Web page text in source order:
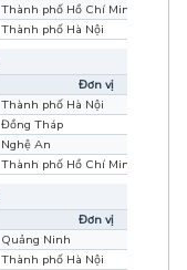
Thành phố Hồ Chí Minh
Thành phố Hà Nội
Đơn vị
Thành phố Hà Nội
Đồng Tháp
Nghệ An
Thành phố Hồ Chí Minh
Đơn vị
Quảng Ninh
Thành phố Hà Nội